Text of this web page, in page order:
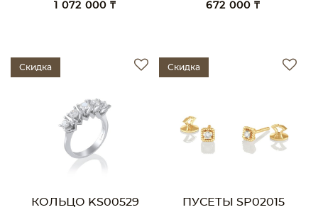
1 072 000 ₸
672 000 ₸
Скидка
КОЛЬЦО KS00529
Скидка
ПУСЕТЫ SP02015